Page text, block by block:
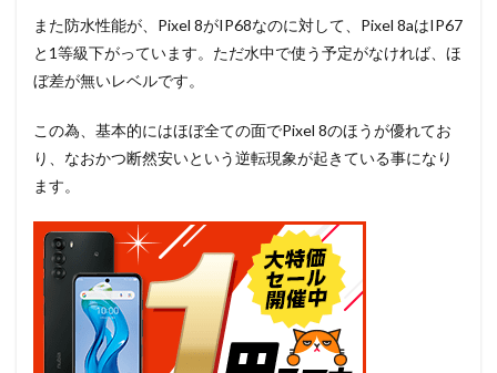
また防水性能が、Pixel 8がIP68なのに対して、Pixel 8aはIP67
と1等級下がっています。ただ水中で使う予定がなければ、ほ
ぼ差が無いレベルです。
この為、基本的にはほぼ全ての面でPixel 8のほうが優れてお
り、なおかつ断然安いという逆転現象が起きている事になり
ます。